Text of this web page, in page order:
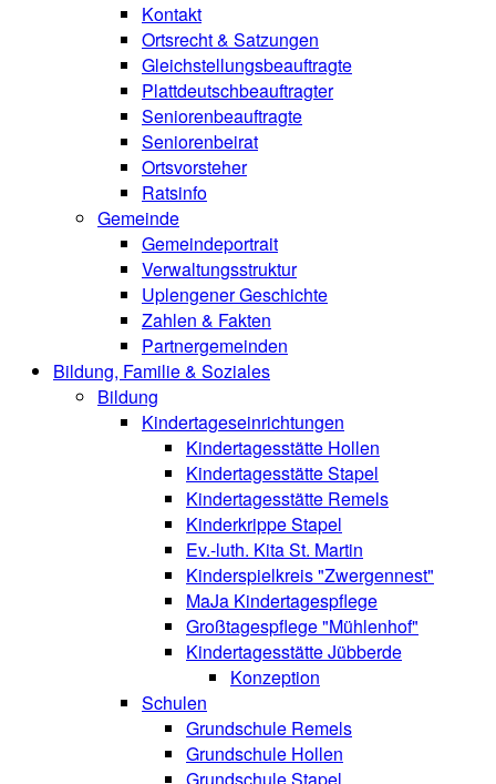
Kontakt
Ortsrecht & Satzungen
Gleichstellungsbeauftragte
Plattdeutschbeauftragter
Seniorenbeauftragte
Seniorenbeirat
Ortsvorsteher
Ratsinfo
Gemeinde
Gemeindeportrait
Verwaltungsstruktur
Uplengener Geschichte
Zahlen & Fakten
Partnergemeinden
Bildung, Familie & Soziales
Bildung
Kindertageseinrichtungen
Kindertagesstätte Hollen
Kindertagesstätte Stapel
Kindertagesstätte Remels
Kinderkrippe Stapel
Ev.-luth. Kita St. Martin
Kinderspielkreis "Zwergennest"
MaJa Kindertagespflege
Großtagespflege "Mühlenhof"
Kindertagesstätte Jübberde
Konzeption
Schulen
Grundschule Remels
Grundschule Hollen